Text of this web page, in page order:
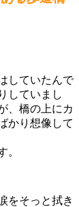
していたんで
していまし
、橋の上にカ
かり想像して
。
をそっと拭き